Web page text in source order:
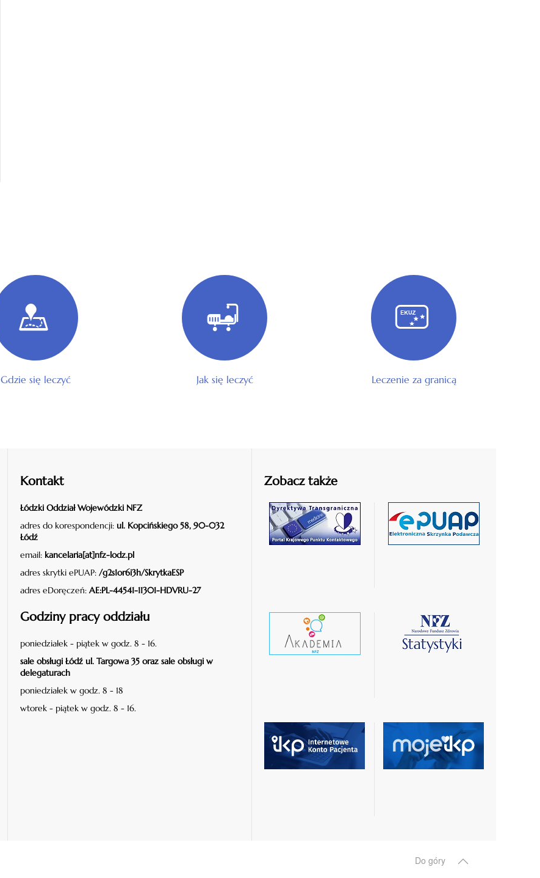
Gdzie się leczyć Jak się leczyć Leczenie za granicą
Kontakt
Łódzki Oddział Wojewódzki NFZ
adres do korespondencji: ul. Kopcińskiego 58, 90-032
Łódź
email: kancelaria[at]nfz-lodz.pl
adres skrytki ePUAP: /g2s1or6i3h/SkrytkaESP
adres eDoręczeń: AE:PL-44541-11301-HDVRU-27
Godziny pracy oddziału
poniedziałek - piątek w godz. 8 - 16.
sale obsługi Łódź ul. Targowa 35 oraz sale obsługi w
delegaturach
poniedziałek w godz. 8 - 18
wtorek - piątek w godz. 8 - 16.
Zobacz także
czytaj
czytaj
czytaj
czytaj
czytaj
czytaj
Do góry